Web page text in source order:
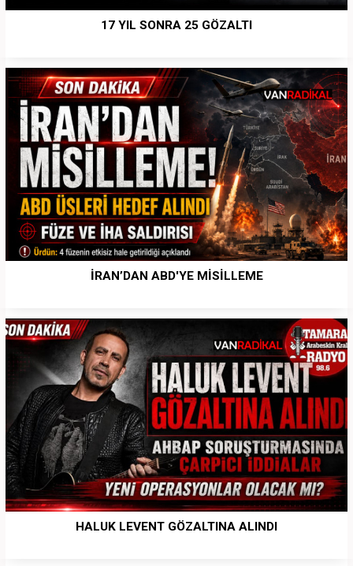
17 YIL SONRA 25 GÖZALTI
İRAN’DAN ABD'YE MİSİLLEME
HALUK LEVENT GÖZALTINA ALINDI